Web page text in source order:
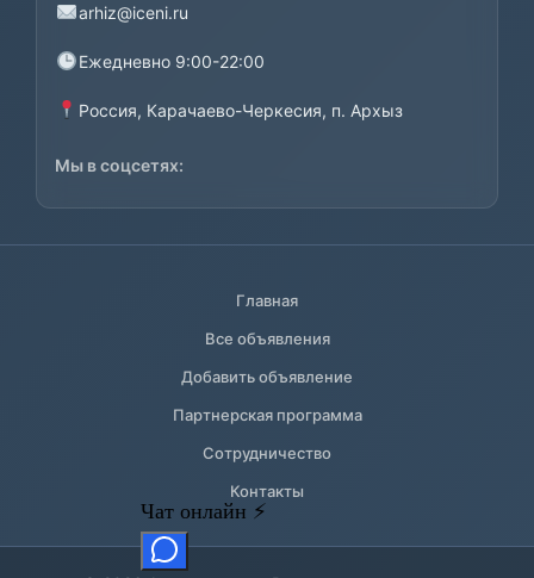
arhiz@iceni.ru
Ежедневно 9:00-22:00
Россия, Карачаево-Черкесия, п. Архыз
Мы в соцсетях:
Главная
Все объявления
Добавить объявление
Партнерская программа
Сотрудничество
Контакты